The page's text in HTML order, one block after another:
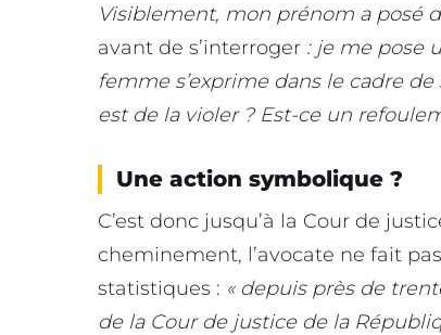
Visiblement, mon prénom a posé
avant de s’interroger : je me pose
femme s’exprime dans le cadre
est de la violer ? Est-ce un
Une action symbolique ?
C’est donc jusqu’à la Cour de
cheminement, l’avocate ne fait
statistiques : « depuis près de
de la Cour de justice de la